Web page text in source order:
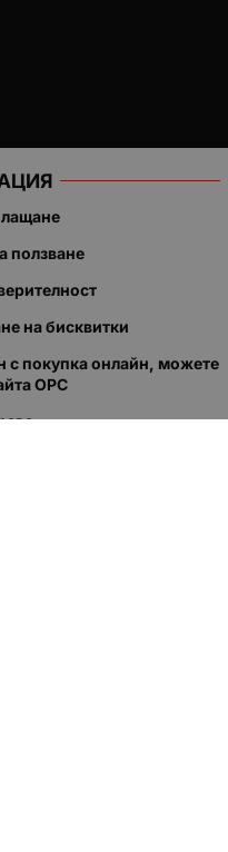
ползване
на бисквитки
с покупка онлайн, можете
ОРС